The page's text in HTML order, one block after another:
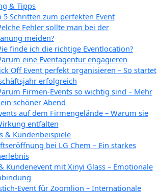
& Tipps
5 Schritten zum perfekten Event
Fehler sollte man bei der
meiden?
finde ich die richtige Eventlocation?
eine Eventagentur engagieren
Off Event perfekt organisieren – So startet
erfolgreich
Firmen-Events so wichtig sind – Mehr
schöner Abend
auf dem Firmengelände – Warum sie
entfalten
& Kundenbeispiele
bei LG Chem – Ein starkes
Kundenevent mit Xinyi Glass – Emotionale
Event für Zoomlion – Internationale